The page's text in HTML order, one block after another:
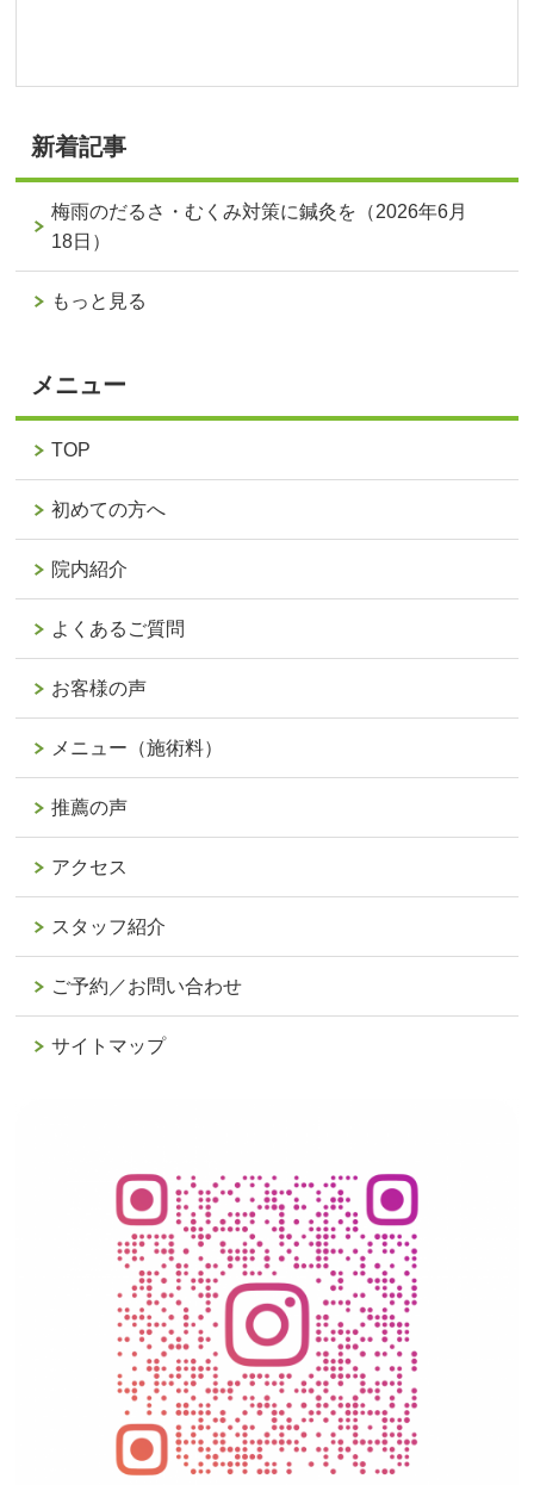
新着記事
梅雨のだるさ・むくみ対策に鍼灸を（2026年6月
18日）
もっと見る
メニュー
TOP
初めての方へ
院内紹介
よくあるご質問
お客様の声
メニュー（施術料）
推薦の声
アクセス
スタッフ紹介
ご予約／お問い合わせ
サイトマップ